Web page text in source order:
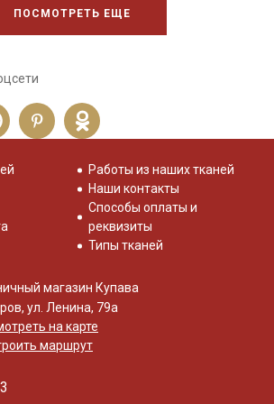
ПОСМОТРЕТЬ ЕЩЕ
Работы из наших тканей
Наши контакты
Способы оплаты и
реквизиты
Типы тканей
магазин Купава
ул. Ленина, 79а
на карте
маршрут